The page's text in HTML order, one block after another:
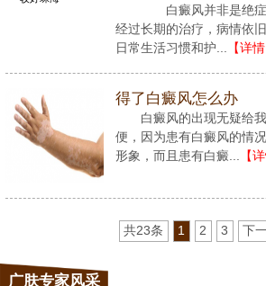
白癜风并非是绝症
经过长期的治疗，病情依
日常生活习惯和护...
【详情
得了白癜风怎么办
白癜风的出现无疑给
便，因为患有白癜风的情
形象，而且患有白癜... 【
共23条 1 2 3 下
广肤专家风采